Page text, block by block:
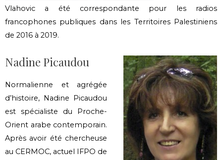
Vlahovic a été correspondante pour les radios
francophones publiques dans les Territoires Palestiniens
de 2016 à 2019.
Nadine Picaudou
Normalienne et agrégée
d’histoire, Nadine Picaudou
est spécialiste du Proche-
Orient arabe contemporain.
Après avoir été chercheuse
au CERMOC, actuel IFPO de